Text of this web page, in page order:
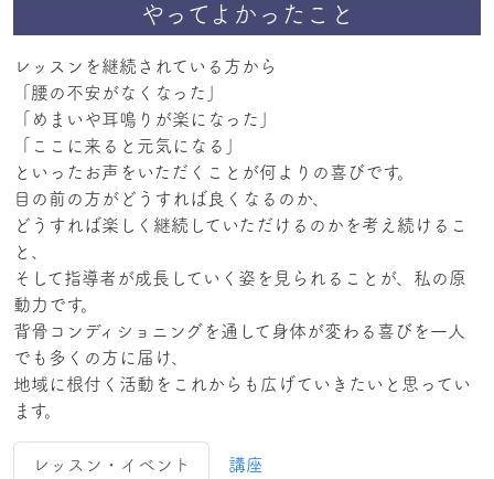
やってよかったこと
レッスンを継続されている方から
「腰の不安がなくなった」
「めまいや耳鳴りが楽になった」
「ここに来ると元気になる」
といったお声をいただくことが何よりの喜びです。
目の前の方がどうすれば良くなるのか、
どうすれば楽しく継続していただけるのかを考え続けるこ
と、
そして指導者が成長していく姿を見られることが、私の原
動力です。
背骨コンディショニングを通して身体が変わる喜びを一人
でも多くの方に届け、
地域に根付く活動をこれからも広げていきたいと思ってい
ます。
レッスン・イベント 講座